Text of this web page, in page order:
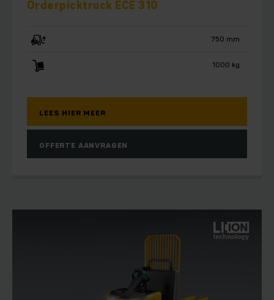
Orderpicktruck ECE 310
750 mm
1000 kg
LEES HIER MEER
OFFERTE AANVRAGEN